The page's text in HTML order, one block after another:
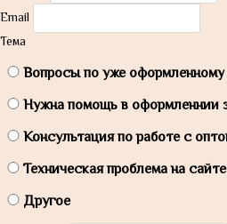
Email
Тема
Вопросы по уже оформленному
Нужна помощь в оформленнии
Консультация по работе с
Техническая проблема на сайте
Другое